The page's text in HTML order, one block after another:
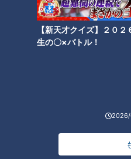
【新天才クイズ】２０２
生の〇×バトル！
2026/